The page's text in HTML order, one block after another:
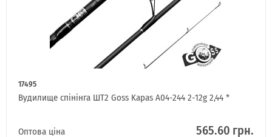
17495
Вудилище спінінга ШТ2 Goss Kapas A04-244 2-12g 2,44 *
Оптова ціна 565.60 грн.